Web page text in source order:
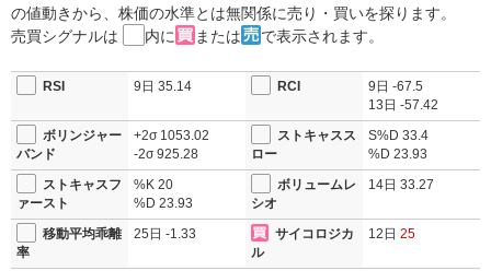
の値動きから、株価の水準とは無関係に売り・買いを探ります。
売買シグナルは
内に または で表示されます。
RSI 9日 35.14 RCI 9日 -67.5
13日 -57.42
ボリンジャー
バンド
+2σ 1053.02
-2σ925.28
ストキャスス
ロー
S%D 33.4
%D 23.93
ストキャスフ
ァースト
%K 20
%D 23.93
ボリュームレ
シオ
14日 33.27
移動平均乖離
率
25日 -1.33
サイコロジカ
ル
12日 25